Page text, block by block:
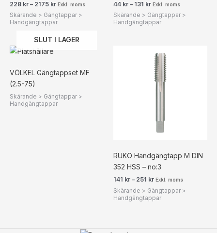
228 kr – 2175 kr Exkl. moms
Skärande > Gängtappar >
Handgängtappar
44 kr – 131 kr Exkl. moms
Skärande > Gängtappar >
Handgängtappar
SLUT I LAGER
VÖLKEL Gängtappset MF
(2.5-75)
Skärande > Gängtappar >
Handgängtappar
RUKO Handgängtapp M DIN
352 HSS – no:3
141 kr – 251 kr
141 kr176 kr
till
251 kr314 kr
Exkl. moms
Skärande > Gängtappar >
Handgängtappar